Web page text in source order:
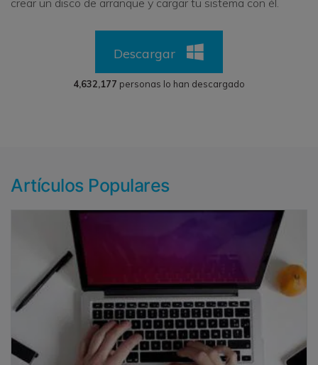
crear un disco de arranque y cargar tu sistema con él.
Descargar
4,632,177 personas lo han descargado
Artículos Populares